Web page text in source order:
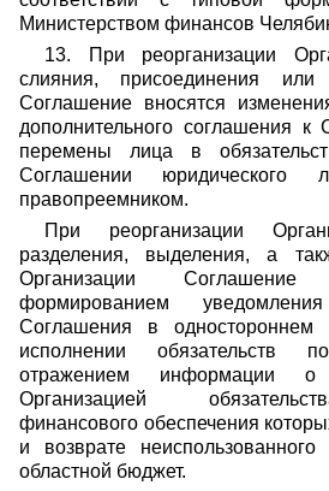
Министерством финансов
13. При реорганизации
слияния, присоединения или
Соглашение вносятся
дополнительного соглашения
перемены лица в
Соглашении юридического
правопреемником.
При реорганизации
разделения, выделения, а
Организации
формированием
Соглашения в
исполнении
отражением информации
Организацией
финансового обеспечения
и возврате
областной бюджет.